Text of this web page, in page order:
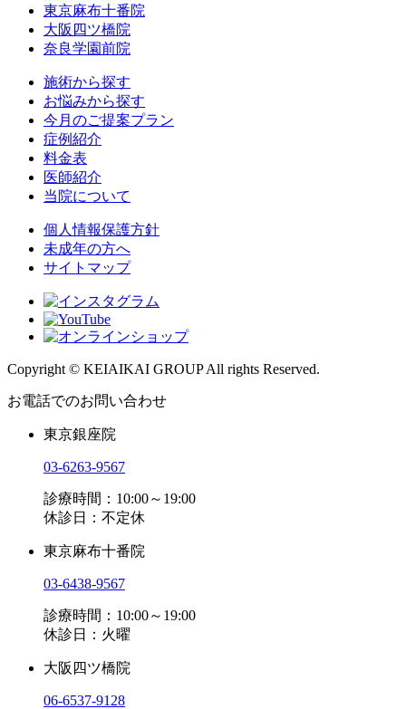
東京麻布十番院
大阪四ツ橋院
奈良学園前院
施術から探す
お悩みから探す
今月のご提案プラン
症例紹介
料金表
医師紹介
当院について
個人情報保護方針
未成年の方へ
サイトマップ
Copyright © KEIAIKAI GROUP All rights Reserved.
お電話でのお問い合わせ
東京銀座院
03-6263-9567
診療時間：10:00～19:00
休診日：不定休
東京麻布十番院
03-6438-9567
診療時間：10:00～19:00
休診日：火曜
大阪四ツ橋院
06-6537-9128